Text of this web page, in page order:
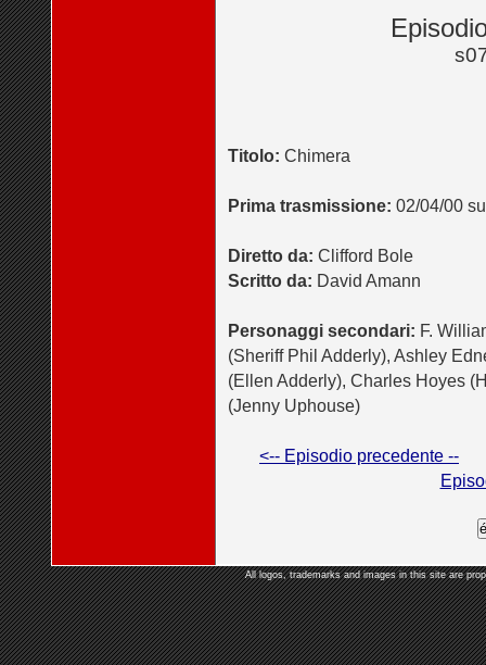
Titolo: Chimera
Prima trasmissione: 02/04/00
Diretto da: Clifford Bole
Scritto da: David Amann
Personaggi secondari: F.
(Sheriff Phil Adderly), Ashley
(Ellen Adderly), Charles Hoyes
(Jenny Uphouse)
<-- Episodio precedente --
All logos, trademarks and images in this site are